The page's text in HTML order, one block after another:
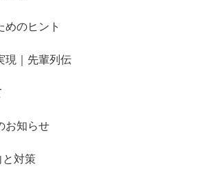
めのヒント
現｜先輩列伝
お知らせ
と対策